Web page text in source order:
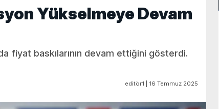
Yükselmeye Devam
fiyat baskılarının devam ettiğini gösterdi.
editör1 | 16 Temmuz 2025